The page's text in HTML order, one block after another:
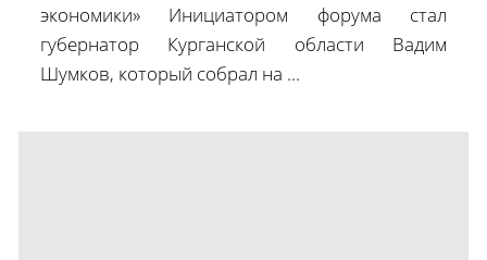
экономики» Инициатором форума стал
губернатор Курганской области Вадим
Шумков, который собрал на ...